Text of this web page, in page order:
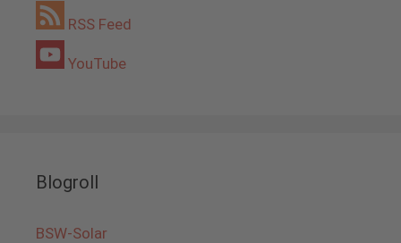
RSS Feed
YouTube
Blogroll
BSW-Solar